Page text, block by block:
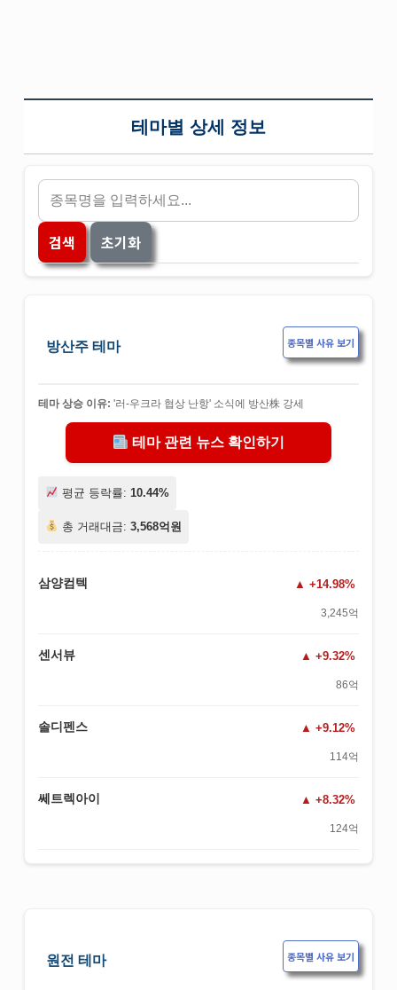
테마별 상세 정보
검색 초기화
방산주 테마 종목별 사유 보기
테마 상승 이유: '러-우크라 협상 난항' 소식에 방산株 강세
테마 관련 뉴스 확인하기
평균 등락률: 10.44%
총 거래대금: 3,568억원
삼양컴텍 +14.98%
3,245억
센서뷰 +9.32%
86억
솔디펜스 +9.12%
114억
쎄트렉아이 +8.32%
124억
원전 테마 종목별 사유 보기